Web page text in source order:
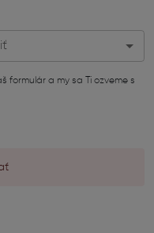
formulár a my sa Ti ozveme s